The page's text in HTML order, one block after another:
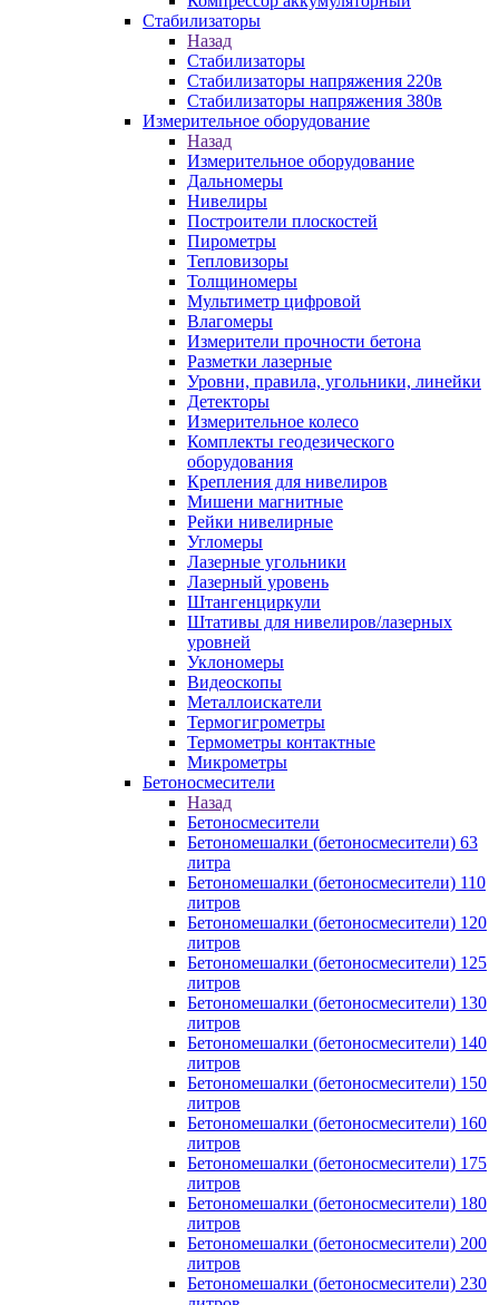
Стабилизаторы
Назад
Стабилизаторы
Стабилизаторы напряжения 220в
Стабилизаторы напряжения 380в
Измерительное оборудование
Назад
Измерительное оборудование
Дальномеры
Нивелиры
Построители плоскостей
Пирометры
Тепловизоры
Толщиномеры
Мультиметр цифровой
Влагомеры
Измерители прочности бетона
Разметки лазерные
Уровни, правила, угольники, линейки
Детекторы
Измерительное колесо
Комплекты геодезического
оборудования
Крепления для нивелиров
Мишени магнитные
Рейки нивелирные
Угломеры
Лазерные угольники
Лазерный уровень
Штангенциркули
Штативы для нивелиров/лазерных
уровней
Уклономеры
Видеоскопы
Металлоискатели
Термогигрометры
Термометры контактные
Микрометры
Бетоносмесители
Назад
Бетоносмесители
Бетономешалки (бетоносмесители) 63
литра
Бетономешалки (бетоносмесители) 110
литров
Бетономешалки (бетоносмесители) 120
литров
Бетономешалки (бетоносмесители) 125
литров
Бетономешалки (бетоносмесители) 130
литров
Бетономешалки (бетоносмесители) 140
литров
Бетономешалки (бетоносмесители) 150
литров
Бетономешалки (бетоносмесители) 160
литров
Бетономешалки (бетоносмесители) 175
литров
Бетономешалки (бетоносмесители) 180
литров
Бетономешалки (бетоносмесители) 200
литров
Бетономешалки (бетоносмесители) 230